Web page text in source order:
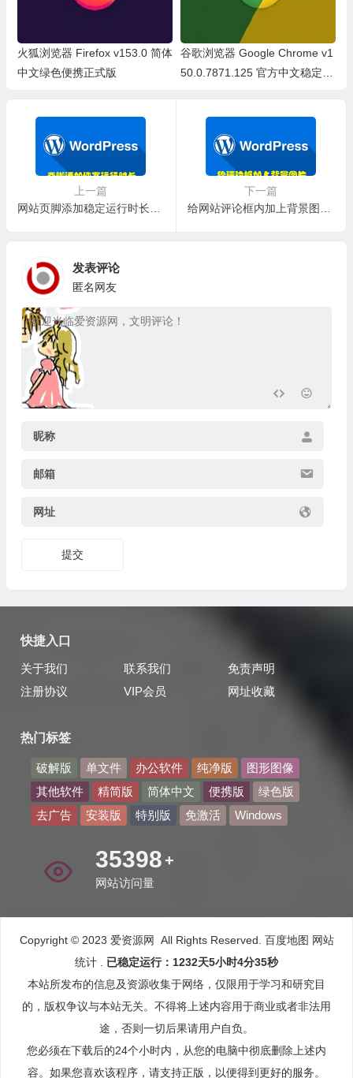
火狐浏览器 Firefox v153.0 简体
中文绿色便携正式版
谷歌浏览器 Google Chrome v1
50.0.7871.125 官方中文稳定
上一篇
下一篇
发表评论
匿名网友
昵称
邮箱
网址
提交
快捷入口
关于我们 联系我们
免责声明
注册协议
VIP会员 网址收藏
热门标签
破解版 单文件 办公软件 纯净版
图形图像
其他软件
精简版 简体中文 便携版
绿色版
去广告
安装版 特别版 免激活 Windows
43925 +
网站访问量
Copyright © 2023 爱资源网 All Rights Reserved. 百度地图 网站
统计
已稳定运行：1232天5小时4分35秒
本站所发布的信息及资源收集于网络，仅限用于学习和研究目
的，版权争议与本站无关。不得将上述内容用于商业或者非法用
途，否则一切后果请用户自负。
您必须在下载后的24个小时内，从您的电脑中彻底删除上述内
容。如果您喜欢该程序，请支持正版，以便得到更好的服务。